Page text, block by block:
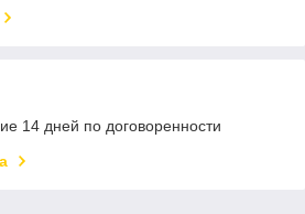
14 дней по договоренности